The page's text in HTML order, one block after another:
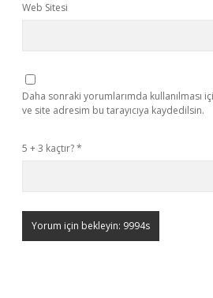
Web Sitesi
Daha sonraki yorumlarımda kullanılması
ve site adresim bu tarayıcıya kaydedilsin.
5 + 3 kaçtır?*